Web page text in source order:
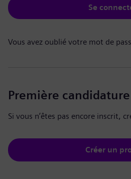
Se
Vous avez oublié votre mot de
Première candidature
Si vous n’êtes pas encore inscrit,
Créer un